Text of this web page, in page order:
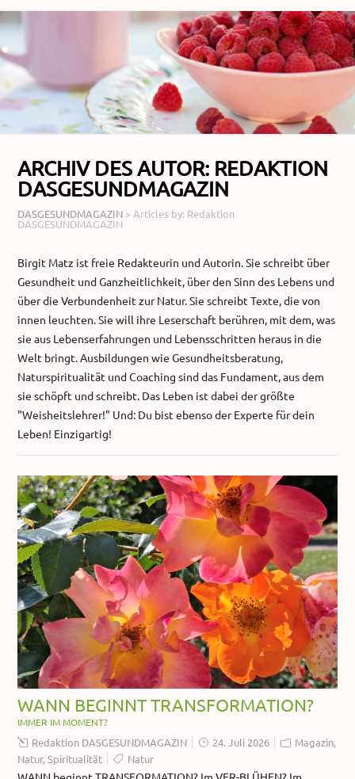
ARCHIV DES AUTOR: REDAKTION
DASGESUNDMAGAZIN
DASGESUNDMAGAZIN > Articles by: Redaktion
DASGESUNDMAGAZIN
Birgit Matz ist freie Redakteurin und Autorin. Sie schreibt über
Gesundheit und Ganzheitlichkeit, über den Sinn des Lebens und
über die Verbundenheit zur Natur. Sie schreibt Texte, die von
innen leuchten. Sie will ihre Leserschaft berühren, mit dem, was
sie aus Lebenserfahrungen und Lebensschritten heraus in die
Welt bringt. Ausbildungen wie Gesundheitsberatung,
Naturspiritualität und Coaching sind das Fundament, aus dem
sie schöpft und schreibt. Das Leben ist dabei der größte
"Weisheitslehrer!" Und: Du bist ebenso der Experte für dein
Leben! Einzigartig!
WANN BEGINNT TRANSFORMATION?
IMMER IM MOMENT?
Redaktion DASGESUNDMAGAZIN 24. Juli 2026 Magazin,
Natur,Spiritualität Natur